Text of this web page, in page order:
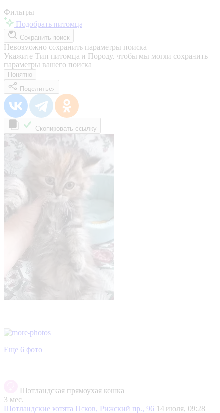
Фильтры
Подобрать питомца
Сохранить поиск
Невозможно сохранить параметры поиска
Укажите Тип питомца и Породу, чтобы мы могли сохранить
параметры вашего поиска
Понятно
Поделиться
Скопировать ссылку
Еще 6 фото
Шотландская прямоухая кошка
3 мес.
Шотландские котята Псков, Рижский пр., 96 14 июля, 09:28